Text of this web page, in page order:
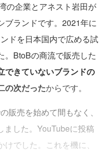
の企業とアネスト岩田が
ブランドです。2021年に
ドを日本国内で広める試
。BtoBの商流で販売した
できていないブランドの
の次だったからです。
販売を始めて間もなく、
ました。YouTubeに投稿
でした。これを機に、